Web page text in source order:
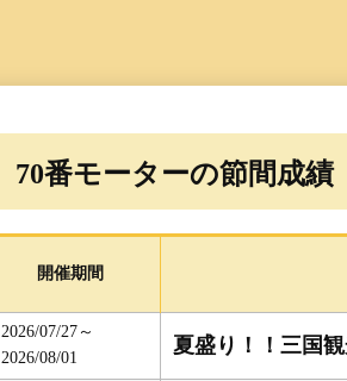
レース展望
レース一覧
出走表・前日予想PDF
高配
水面
進入
70番モーターの節間成績
開催期間
2026/07/27～
2026/08/01
夏盛り！！三国